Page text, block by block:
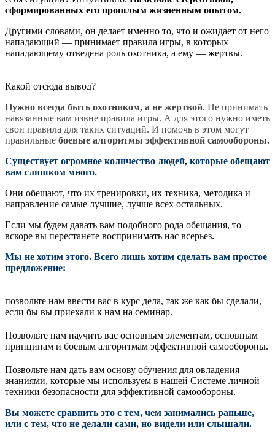
сформированных его прошлым жизненным опытом.
Другими словами, он делает именно то, что и ожидает от него
нападающий — принимает правила игры, в которых
нападающему отведена роль охотника, а ему — жертвы.
Какой отсюда вывод?
Нужно всегда быть охотником, а не жертвой. Не принимать
навязанные вам извне правила игры. А для этого нужно иметь
свои правила для таких ситуаций. И помочь в этом могут
правильные боевые алгоритмы эффективной самообороны.
Существует огромное количество людей, которые обещают
вам слишком много.
Они обещают, что их тренировки, их техника, методика и
направление самые лучшие, лучше всех остальных.
Если мы будем давать вам подобного рода обещания, то
вскоре вы перестанете воспринимать нас всерьез.
Мы не хотим этого. Всего лишь хотим сделать вам простое
предложение:
позвольте нам ввести вас в курс дела, так же как бы сделали,
если бы вы приехали к нам на семинар.
Позвольте нам научить вас основным элементам, основным
принципам и боевым алгоритмам эффективной самообороны.
Позвольте нам дать вам основу обучения для овладения
знаниями, которые мы используем в нашей Системе личной
техники безопасности для эффективной самообороны.
Вы можете сравнить это с тем, чем занимались раньше,
или с тем, что не делали сами, но видели или слышали.